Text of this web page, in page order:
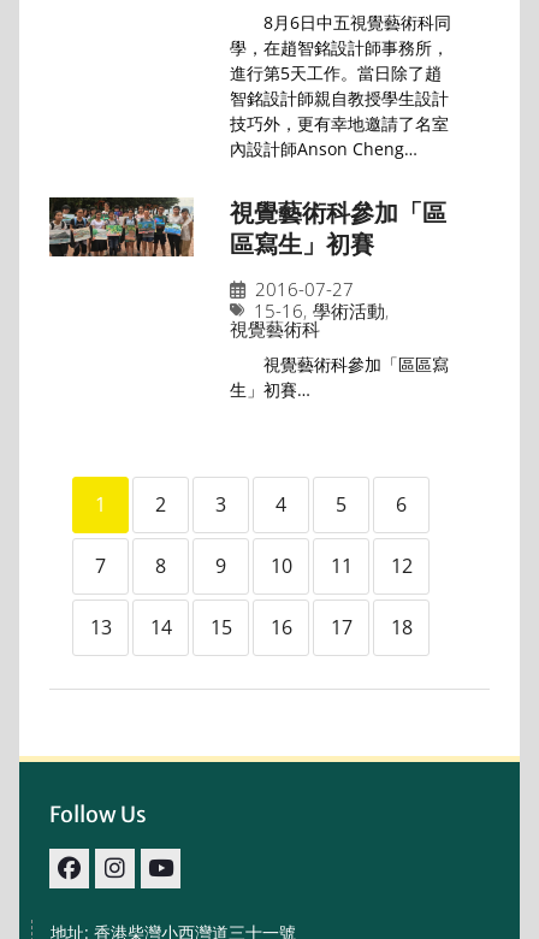
8月6日中五視覺藝術科同
學，在趙智銘設計師事務所，
進行第5天工作。當日除了趙
智銘設計師親自教授學生設計
技巧外，更有幸地邀請了名室
內設計師Anson Cheng…
視覺藝術科參加「區
區寫生」初賽
2016-07-27
15-16, 學術活動,
視覺藝術科
視覺藝術科參加「區區寫
生」初賽…
1 2 3 4 5 6
7 8 9 10 11 12
13 14 15 16 17 18
Follow Us
地址: 香港柴灣小西灣道三十一號